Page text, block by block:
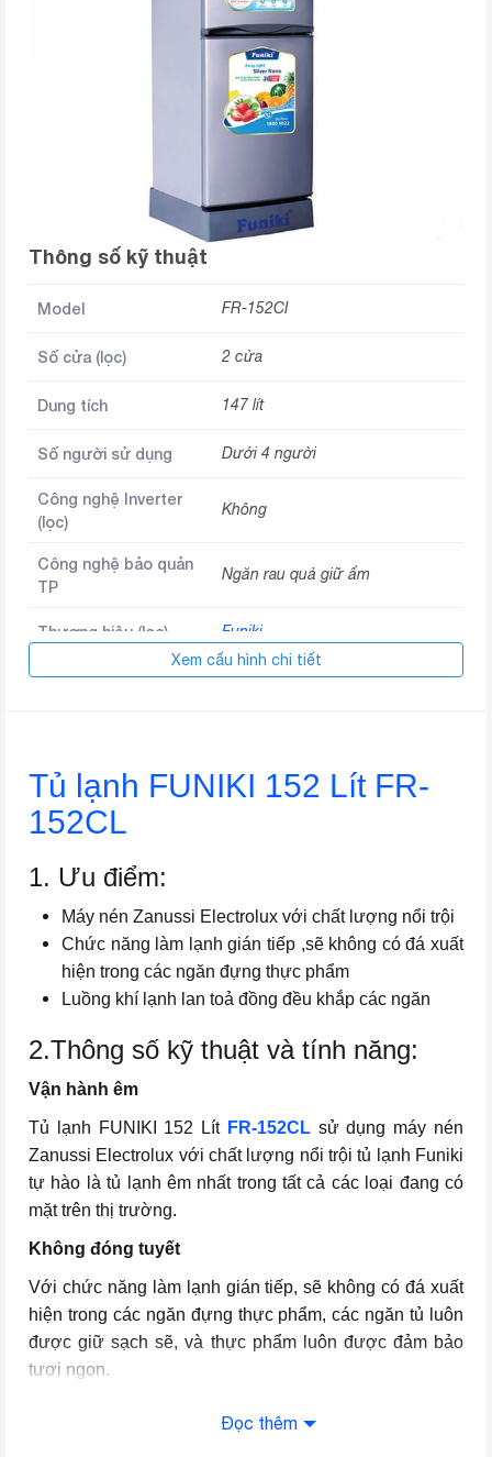
Thông số kỹ thuật
Model FR-152CI
Số cửa (lọc) 2 cửa
Dung tích 147 lít
Số người sử dụng Dưới 4 người
Công nghệ Inverter
(lọc)
Không
Công nghệ bảo quản
TP
Ngăn rau quả giữ ẩm
Thương hiệu (lọc) Funiki
Điện năng tiêu thụ 90W
Loại tủ lạnh (lọc) Ngăn đá bên trên
Kích thước
Xuất xứ
Thương hiệu Funiki
Xem cấu hình chi tiết
Tủ lạnh FUNIKI 152 Lít FR-
152CL
1. Ưu điểm:
Máy nén Zanussi Electrolux với chất lượng nổi trội
Chức năng làm lạnh gián tiếp ,sẽ không có đá xuất
hiện trong các ngăn đựng thực phẩm
Luồng khí lạnh lan toả đồng đều khắp các ngăn
2.Thông số kỹ thuật và tính năng:
Vận hành êm
Tủ lạnh FUNIKI 152 Lít FR-152CLsử dụng máy nén
Zanussi Electrolux với chất lượng nổi trội tủ lạnh Funiki
tự hào là tủ lạnh êm nhất trong tất cả các loại đang có
mặt trên thị trường.
Không đóng tuyết
Với chức năng làm lạnh gián tiếp, sẽ không có đá xuất
hiện trong các ngăn đựng thực phẩm, các ngăn tủ luôn
được giữ sạch sẽ, và thực phẩm luôn được đảm bảo
tươi ngon.
Đọc thêm